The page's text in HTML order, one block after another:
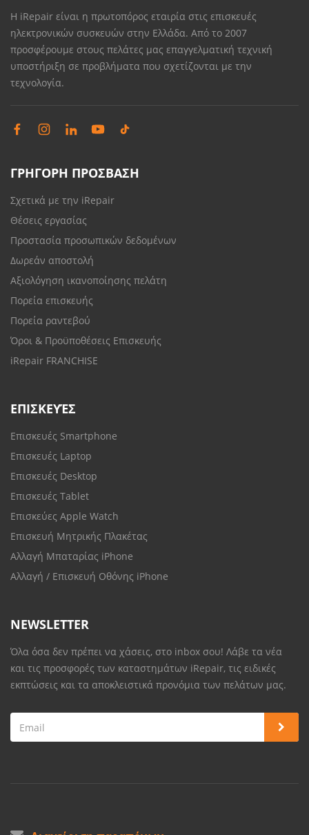
Η iRepair είναι η πρωτοπόρος εταιρία στις επισκευές
ηλεκτρονικών συσκευών στην Ελλάδα. Από το 2007
προσφέρουμε στους πελάτες μας επαγγελματική τεχνική
υποστήριξη σε προβλήματα που σχετίζονται με την
τεχνολογία.
ΓΡΗΓΟΡΗ ΠΡΟΣΒΑΣΗ
Σχετικά με την iRepair
Θέσεις εργασίας
Προστασία προσωπικών δεδομένων
Δωρεάν αποστολή
Αξιολόγηση ικανοποίησης πελάτη
Πορεία επισκευής
Πορεία ραντεβού
Όροι & Προϋποθέσεις Επισκευής
iRepair FRANCHISE
ΕΠΙΣΚΕΥΈΣ
Επισκευές Smartphone
Επισκευές Laptop
Επισκευές Desktop
Επισκευές Tablet
Επισκεύες Apple Watch
Επισκευή Μητρικής Πλακέτας
Αλλαγή Μπαταρίας iPhone
Αλλαγή / Επισκευή Οθόνης iPhone
NEWSLETTER
Όλα όσα δεν πρέπει να χάσεις, στο inbox σου! Λάβε τα νέα
και τις προσφορές των καταστημάτων iRepair, τις ειδικές
εκπτώσεις και τα αποκλειστικά προνόμια των πελάτων μας.